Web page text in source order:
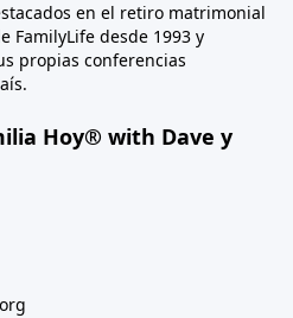
en el retiro matrimonial
FamilyLife desde 1993 y
propias conferencias
Hoy® with Dave y